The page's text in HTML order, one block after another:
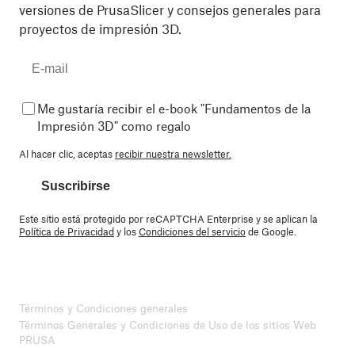
versiones de PrusaSlicer y consejos generales para
proyectos de impresión 3D.
Me gustaría recibir el e-book "Fundamentos de la
Impresión 3D" como regalo
Al hacer clic, aceptas recibir nuestra newsletter.
Suscribirse
Este sitio está protegido por reCAPTCHA Enterprise y se aplican la
Política de Privacidady losCondiciones del serviciode Google.
Términos y Condiciones generales
Términos Generales y Condiciones de Uso de los sitios Web
PRUSA